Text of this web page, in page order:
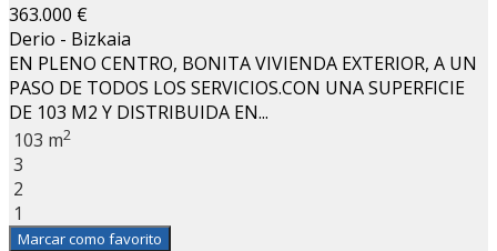
363.000 €
Derio - Bizkaia
EN PLENO CENTRO, BONITA VIVIENDA EXTERIOR, A UN
PASO DE TODOS LOS SERVICIOS.CON UNA SUPERFICIE
DE 103 M2 Y DISTRIBUIDA EN...
103 m2
3
2
1
Marcar como favorito